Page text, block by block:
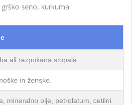
seno, kurkuma.
ali razpokana stopala.
in ženske.
mineralno olje, petrolatum, cetilni